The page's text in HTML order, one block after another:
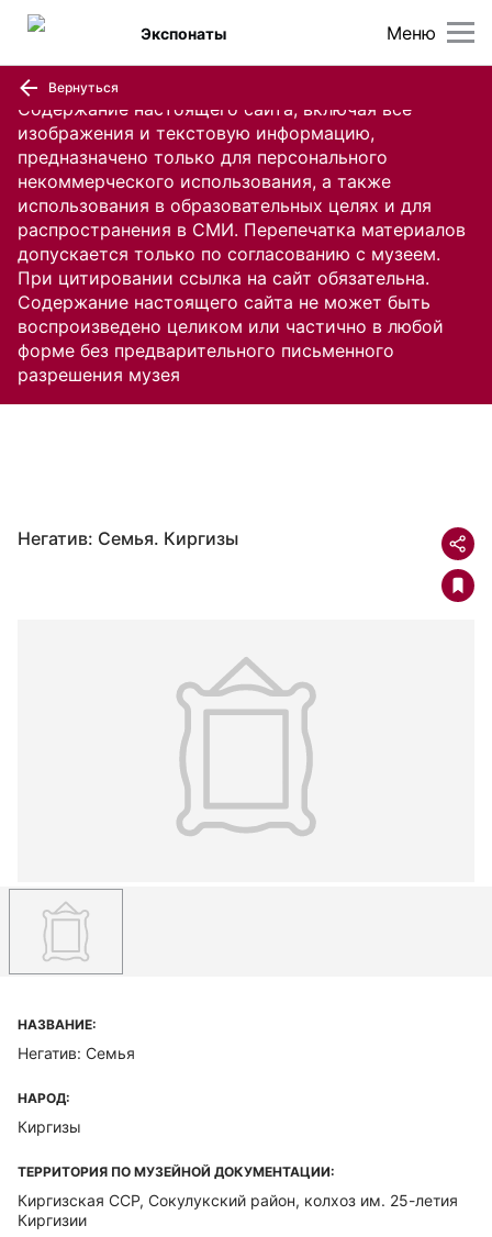
Содержание настоящего сайта, включая все
изображения и текстовую информацию,
предназначено только для персонального
некоммерческого использования, а также
использования в образовательных целях и для
распространения в СМИ. Перепечатка материалов
допускается только по согласованию с музеем.
При цитировании ссылка на сайт обязательна.
Содержание настоящего сайта не может быть
воспроизведено целиком или частично в любой
форме без предварительного письменного
разрешения музея
Меню
Экспонаты
Вернуться
Негатив: Семья. Киргизы
НАЗВАНИЕ:
Негатив: Семья
НАРОД:
Киргизы
ТЕРРИТОРИЯ ПО МУЗЕЙНОЙ ДОКУМЕНТАЦИИ:
Киргизская ССР, Сокулукский район, колхоз им. 25-летия
Киргизии